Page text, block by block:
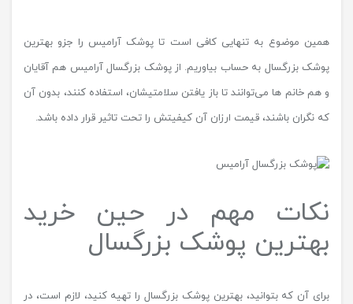
همین موضوع به تنهایی کافی است تا پوشک آرامیس را جزو بهترین
پوشک بزرگسال به حساب بیاوریم. از پوشک بزرگسال آرامیس هم آقایان
و هم خانم ها می‌توانند تا باز یافتن سلامتیشان، استفاده کنند، بدون آن
که نگران باشند، قیمت ارزان آن کیفیتش را تحت تاثیر قرار داده باشد.
نکات مهم در حین خرید
بهترین پوشک بزرگسال
برای آن که بتوانید، بهترین پوشک بزرگسال را تهیه کنید، لازم است، در